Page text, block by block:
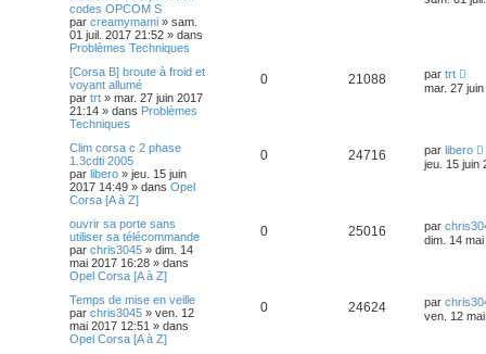
codes OPCOM S
par creamymami » sam.
01 juil. 2017 21:52 » dans
Problèmes Techniques
[Corsa B] broute à froid et
voyant allumé
par trt » mar. 27 juin 2017
21:14 » dans Problèmes
Techniques
0 21088 par trt
mar. 27
Clim corsa c 2 phase
1.3cdti 2005
par libero » jeu. 15 juin
2017 14:49 » dans Opel
Corsa [A à Z]
0 24716 par libero
jeu. 15 juin
ouvrir sa porte sans
utiliser sa télécommande
par chris3045 » dim. 14
mai 2017 16:28 » dans
Opel Corsa [A à Z]
0 25016 par
dim. 14
Temps de mise en veille
par chris3045 » ven. 12
mai 2017 12:51 » dans
Opel Corsa [A à Z]
0 24624 par
ven. 12